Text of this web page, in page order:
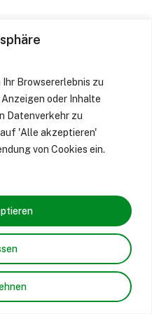
Ihr Browsererlebnis zu
oder Inhalte
Datenverkehr zu
'Alle akzeptieren'
von Cookies ein.